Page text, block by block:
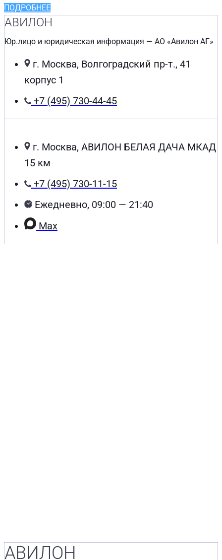
ПОДРОБНЕЕ
АВИЛОН
Юр.лицо и юридическая информация — АО «Авилон АГ»
г. Москва, Волгоградский пр-т., 41
корпус 1
+7 (495) 730-44-45
г. Москва, АВИЛОН БЕЛАЯ ДАЧА МКАД
15 км
+7 (495) 730-11-15
Ежедневно, 09:00 — 21:40
Max
АВИЛОН